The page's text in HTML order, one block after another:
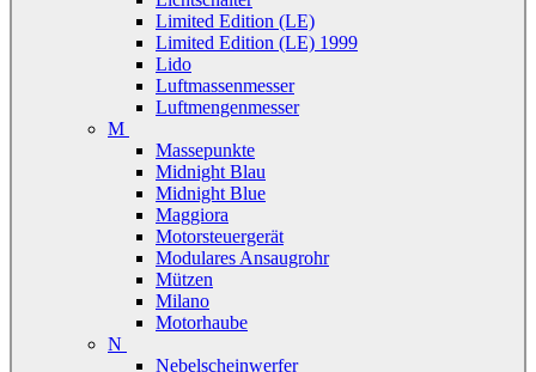
Limited Edition (LE)
Limited Edition (LE) 1999
Lido
Luftmassenmesser
Luftmengenmesser
M
Massepunkte
Midnight Blau
Midnight Blue
Maggiora
Motorsteuergerät
Modulares Ansaugrohr
Mützen
Milano
Motorhaube
N
Nebelscheinwerfer